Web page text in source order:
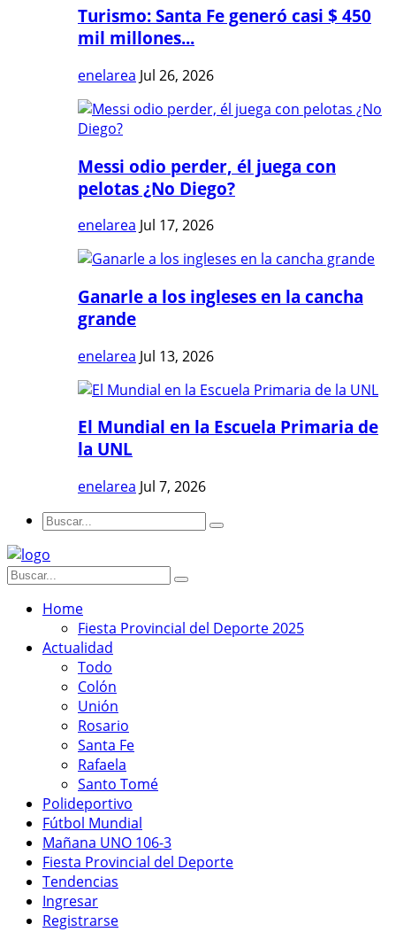
Turismo: Santa Fe generó casi $ 450
mil millones...
enelarea Jul 26, 2026
Messi odio perder, él juega con
pelotas ¿No Diego?
enelarea Jul 17, 2026
Ganarle a los ingleses en la cancha
grande
enelarea Jul 13, 2026
El Mundial en la Escuela Primaria de
la UNL
enelarea Jul 7, 2026
Home
Fiesta Provincial del Deporte 2025
Actualidad
Todo
Colón
Unión
Rosario
Santa Fe
Rafaela
Santo Tomé
Polideportivo
Fútbol Mundial
Mañana UNO 106-3
Fiesta Provincial del Deporte
Tendencias
Ingresar
Registrarse